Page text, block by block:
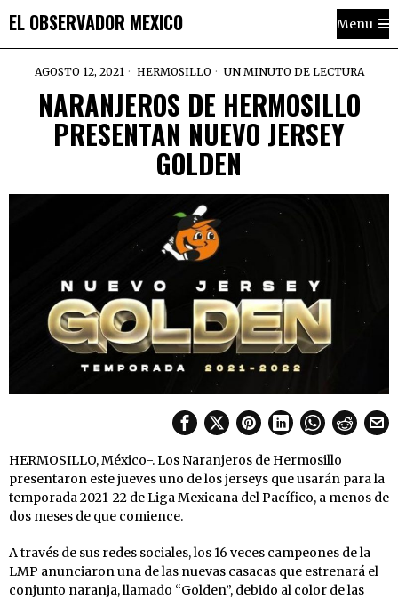
EL OBSERVADOR MEXICO Menu
AGOSTO 12, 2021 HERMOSILLO UN MINUTO DE LECTURA
NARANJEROS DE HERMOSILLO
PRESENTAN NUEVO JERSEY
GOLDEN
HERMOSILLO, México-. Los Naranjeros de Hermosillo
presentaron este jueves uno de los jerseys que usarán para la
temporada 2021-22 de Liga Mexicana del Pacífico, a menos de
dos meses de que comience.
A través de sus redes sociales, los 16 veces campeones de la
LMP anunciaron una de las nuevas casacas que estrenará el
conjunto naranja, llamado “Golden”, debido al color de las